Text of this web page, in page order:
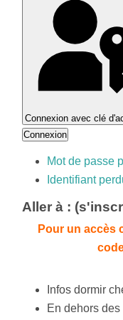
Connexion avec clé
Connexion
Mot de passe
Identifiant
Aller à :
Pour un accès
Infos dormir
En dehors